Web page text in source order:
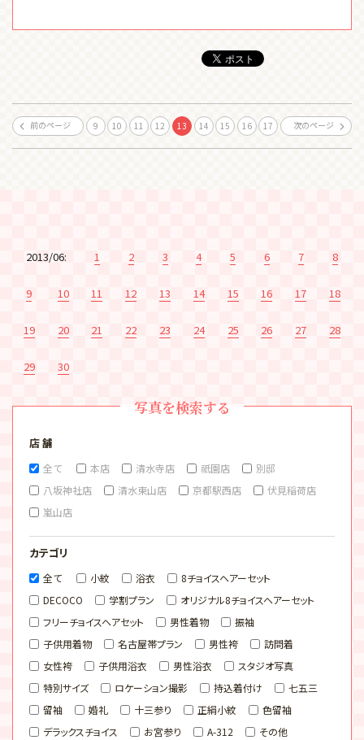
前のページ 9 10 11 12 13 14 15 16 17 次のページ
2013/06: 1 2 3 4 5 6 7 8
9 10 11 12 13 14 15 16 17 18
19 20 21 22 23 24 25 26 27 28
29 30
写真を検索する
店 舗
全て 本店 清水寺店 祇園店
別邸
八坂神社店
清水東山店 京都駅西店
伏見稲荷店
嵐山店
カテゴリ
全て 小紋 浴衣
8チョイスヘアーセット
DECOCO
学割プラン
オリジナル8チョイスヘアーセット
フリーチョイスヘアセット
男性着物
振袖
子供用着物
名古屋帯プラン 男性袴
訪問着
女性袴
子供用浴衣 男性浴衣
スタジオ写真
特別サイズ
ロケーション撮影 持込着付け
七五三
留袖
婚礼 十三参り 正絹小紋
色留袖
デラックスチョイス
お宮参り A-312 その他